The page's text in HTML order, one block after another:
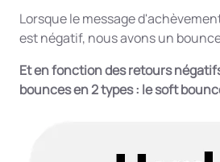
Lorsque le message
est négatif, nous avons un
Et en fonction des retours
bounces en 2 types : le soft